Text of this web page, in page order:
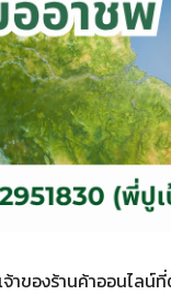
าของร้านค้าออนไล